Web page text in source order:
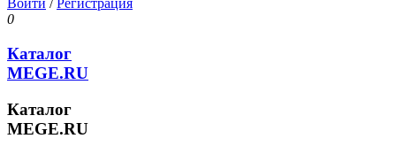
Войти /Регистрация
0
Каталог
MEGE.RU
Каталог
MEGE.RU